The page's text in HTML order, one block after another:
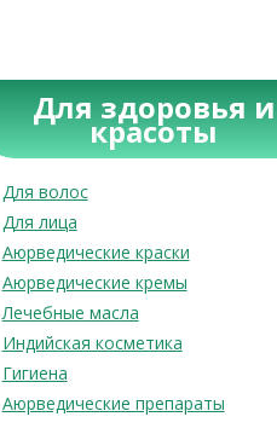
Для здоровья и
красоты
Для волос
Для лица
Аюрведические краски
Аюрведические кремы
Лечебные масла
Индийская косметика
Гигиена
Аюрведические препараты